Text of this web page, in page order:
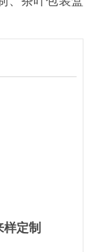
定制